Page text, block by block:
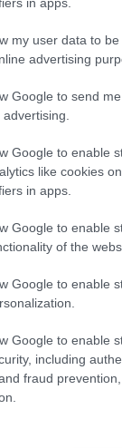
my user data to
advertising
Google to send me
Google to enable
like cookies
in apps.
Google to enable
of the
Google to enable
Google to enable
including
fraud
ai gruppi di
dove invece del
da Fazio h/24,
Carica altri